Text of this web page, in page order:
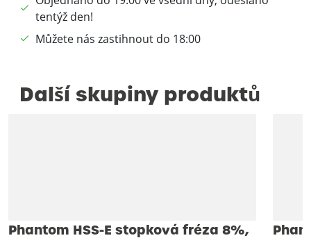
tentýž den!
Můžete nás zastihnout do 18:00
Další skupiny produktů
Phantom HSS-E stopková fréza 8%,